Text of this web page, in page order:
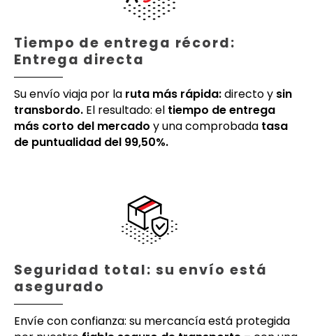
Tiempo de entrega récord:
Entrega directa
Su envío viaja por la ruta más rápida:directo y sin
transbordo. El resultado: el tiempo de entrega
más corto del mercado y una comprobada tasa
de puntualidad del 99,50%.
Seguridad total: su envío está
asegurado
Envíe con confianza: su mercancía está protegida